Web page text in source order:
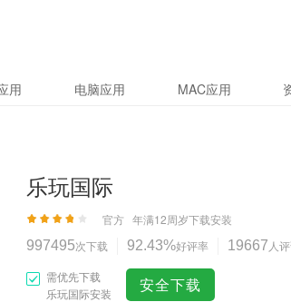
用 电脑应用 MAC应用
乐玩国际
官方 年满12周岁下载安装
997495次下载 92.43%好评率 19667 人
需优先下载
乐玩国际安装
安全下载